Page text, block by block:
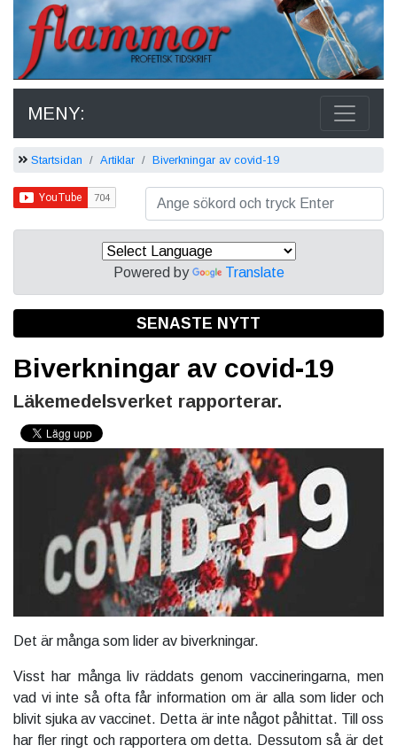
MENY:
Startsidan Artiklar Biverkningar av covid-19
Powered by Translate
SENASTE NYTT
Biverkningar av covid-19
Läkemedelsverket rapporterar.
Det är många som lider av biverkningar.
Visst har många liv räddats genom vaccineringarna, men
vad vi inte så ofta får information om är alla som lider och
blivit sjuka av vaccinet. Detta är inte något påhittat. Till oss
har fler ringt och rapportera om detta. Dessutom så är det